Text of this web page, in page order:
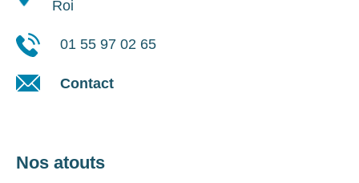
Roi
01 55 97 02 65
Contact
Nos atouts